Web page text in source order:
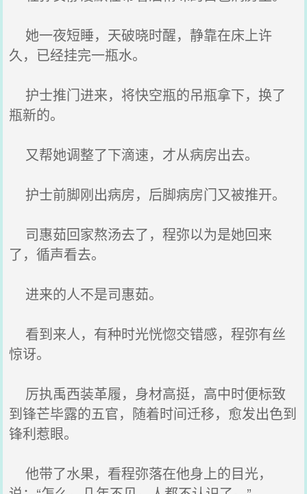
她一夜短睡，天破晓时醒，静靠在床上许
久，已经挂完一瓶水。
护士推门进来，将快空瓶的吊瓶拿下，换了
瓶新的。
又帮她调整了下滴速，才从病房出去。
护士前脚刚出病房，后脚病房门又被推开。
司惠茹回家熬汤去了，程弥以为是她回来
了，循声看去。
进来的人不是司惠茹。
看到来人，有种时光恍惚交错感，程弥有丝
惊讶。
厉执禹西装革履，身材高挺，高中时便标致
到锋芒毕露的五官，随着时间迁移，愈发出色到
锋利惹眼。
他带了水果，看程弥落在他身上的目光，